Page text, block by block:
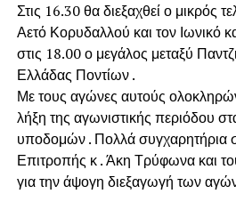
Στις 16.30 θα διεξαχθεί ο μικρός
Αετό Κορυδαλλού και τον Ιωνικό
στις 18.00 ο μεγάλος μεταξύ
Ελλάδας Ποντίων .
Με τους αγώνες αυτούς
λήξη της αγωνιστικής περιόδου
υποδομών . Πολλά συγχαρητήρια
Επιτροπής κ . Άκη Τρύφωνα και
για την άψογη διεξαγωγή των